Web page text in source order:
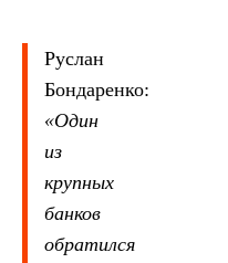
Руслан
Бондаренко:
«Один
из
крупных
банков
обратился